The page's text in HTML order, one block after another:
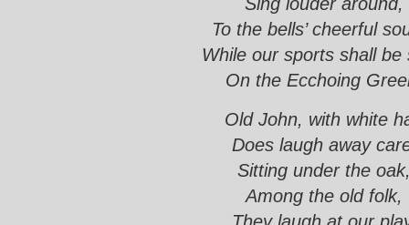
To the bells’ cheerful
While our sports shall be
On the Ecchoing
Old John, with white
Does laugh away
Sitting under the
Among the old folk,